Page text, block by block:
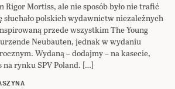
Rigor Mortiss, ale nie sposób było nie trafić
słuchało polskich wydawnictw niezależnych
przede wszystkim The Young
Neubauten, jednak w wydaniu
Wydaną – dodajmy – na kasecie,
rynku SPV Poland. […]